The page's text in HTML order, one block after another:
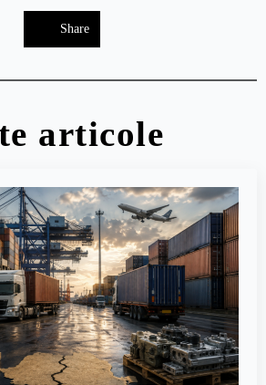
Share
articole